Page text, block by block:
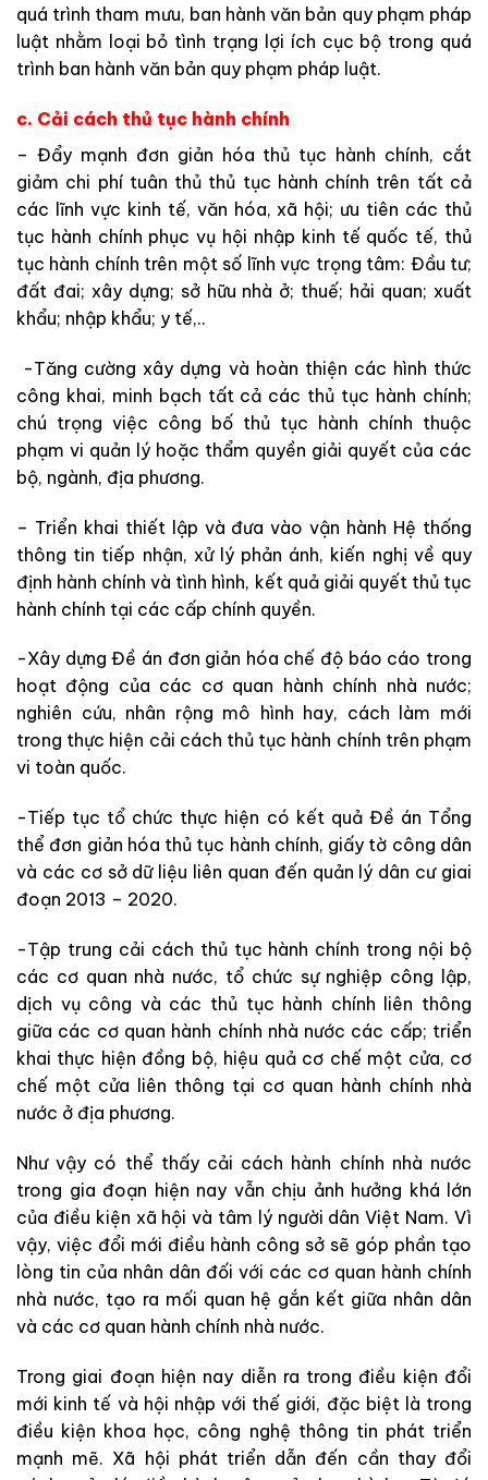
quá trình tham mưu, ban hành văn bản quy phạm pháp
luật nhằm loại bỏ tình trạng lợi ích cục bộ trong quá
trình ban hành văn bản quy phạm pháp luật.
c. Cải cách thủ tục hành chính
– Đẩy mạnh đơn giản hóa thủ tục hành chính, cắt
giảm chi phí tuân thủ thủ tục hành chính trên tất cả
các lĩnh vực kinh tế, văn hóa, xã hội; ưu tiên các thủ
tục hành chính phục vụ hội nhập kinh tế quốc tế, thủ
tục hành chính trên một số lĩnh vực trọng tâm: Đầu tư;
đất đai; xây dựng; sở hữu nhà ở; thuế; hải quan; xuất
khẩu; nhập khẩu; y tế,..
-Tăng cường xây dựng và hoàn thiện các hình thức
công khai, minh bạch tất cả các thủ tục hành chính;
chú trọng việc công bố thủ tục hành chính thuộc
phạm vi quản lý hoặc thẩm quyền giải quyết của các
bộ, ngành, địa phương.
– Triển khai thiết lập và đưa vào vận hành Hệ thống
thông tin tiếp nhận, xử lý phản ánh, kiến nghị về quy
định hành chính và tình hình, kết quả giải quyết thủ tục
hành chính tại các cấp chính quyền.
-Xây dựng Đề án đơn giản hóa chế độ báo cáo trong
hoạt động của các cơ quan hành chính nhà nước;
nghiên cứu, nhân rộng mô hình hay, cách làm mới
trong thực hiện cải cách thủ tục hành chính trên phạm
vi toàn quốc.
-Tiếp tục tổ chức thực hiện có kết quả Đề án Tổng
thể đơn giản hóa thủ tục hành chính, giấy tờ công dân
và các cơ sở dữ liệu liên quan đến quản lý dân cư giai
đoạn 2013 – 2020.
-Tập trung cải cách thủ tục hành chính trong nội bộ
các cơ quan nhà nước, tổ chức sự nghiệp công lập,
dịch vụ công và các thủ tục hành chính liên thông
giữa các cơ quan hành chính nhà nước các cấp; triển
khai thực hiện đồng bộ, hiệu quả cơ chế một cửa, cơ
chế một cửa liên thông tại cơ quan hành chính nhà
nước ở địa phương.
Như vậy có thể thấy cải cách hành chính nhà nước
trong gia đoạn hiện nay vẫn chịu ảnh hưởng khá lớn
của điều kiện xã hội và tâm lý người dân Việt Nam. Vì
vậy, việc đổi mới điều hành công sở sẽ góp phần tạo
lòng tin của nhân dân đối với các cơ quan hành chính
nhà nước, tạo ra mối quan hệ gắn kết giữa nhân dân
và các cơ quan hành chính nhà nước.
Trong giai đoạn hiện nay diễn ra trong điều kiện đổi
mới kinh tế và hội nhập với thế giới, đặc biệt là trong
điều kiện khoa học, công nghệ thông tin phát triển
mạnh mẽ. Xã hội phát triển dẫn đến cần thay đổi